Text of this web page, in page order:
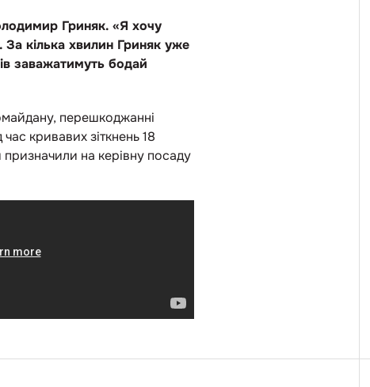
Гриняк. «Я хочу
кілька хвилин Гриняк уже
заважатимуть бодай
перешкоджанні
кривавих зіткнень 18
на керівну посаду